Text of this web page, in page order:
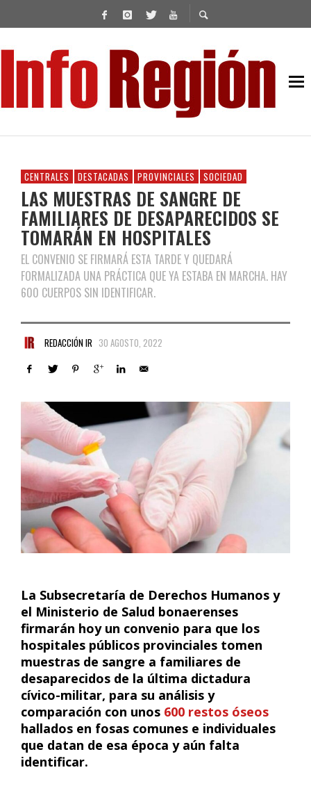
CENTRALES DESTACADAS PROVINCIALES SOCIEDAD
LAS MUESTRAS DE SANGRE DE
FAMILIARES DE DESAPARECIDOS SE
TOMARÁN EN HOSPITALES
EL CONVENIO SE FIRMARÁ ESTA TARDE Y QUEDARÁ
FORMALIZADA UNA PRÁCTICA QUE YA ESTABA EN MARCHA. HAY
600 CUERPOS SIN IDENTIFICAR.
REDACCIÓN IR 30 AGOSTO, 2022
La Subsecretaría de Derechos Humanos y
el Ministerio de Salud bonaerenses
firmarán hoy un convenio para que los
hospitales públicos provinciales tomen
muestras de sangre a familiares de
desaparecidos de la última dictadura
cívico-militar, para su análisis y
comparación con unos 600 restos óseos
hallados en fosas comunes e individuales
que datan de esa época y aún falta
identificar.